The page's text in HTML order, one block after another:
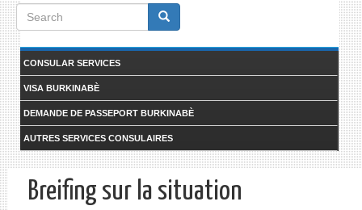
Search
form
Search
CONSULAR SERVICES
VISA BURKINABÈ
DEMANDE DE PASSEPORT BURKINABÈ
AUTRES SERVICES CONSULAIRES
Breifing sur la situation